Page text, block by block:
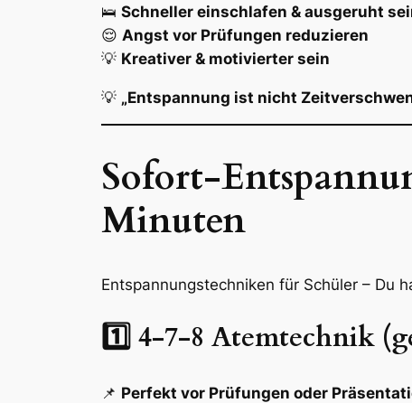
🛌 Schneller einschlafen & ausgeruht
😌 Angst vor Prüfungen reduzieren
💡 Kreativer & motivierter sein
💡 „Entspannung ist nicht
Sofort-
Minuten
Entspannungstechniken für Schüler – Du
1️⃣ 4-7-8 Atemtechnik
📌 Perfekt vor Prüfungen oder